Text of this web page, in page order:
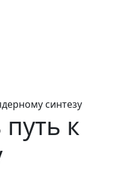
синтезу
к